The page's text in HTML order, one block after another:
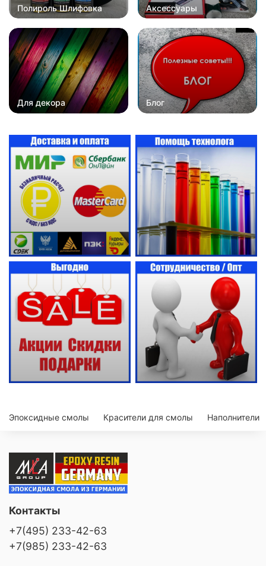
Полироль Шлифовка Аксессуары
Для декора Блог
Эпоксидные смолы Красители для смолы Наполнители
Контакты
+7(495) 233-42-63
+7(985) 233-42-63